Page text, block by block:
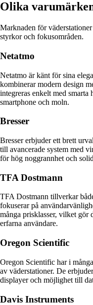
Olika
Marknaden för
styrkor och fokusområden.
Netatmo
Netatmo är känt för sina
kombinerar modern design
integreras enkelt med
smartphone och moln.
Bresser
Bresser erbjuder ett brett
till avancerade system med
för hög noggrannhet och
TFA Dostmann
TFA Dostmann tillverkar
fokuserar på
många prisklasser, vilket gör
erfarna användare.
Oregon Scientific
Oregon Scientific har i
av väderstationer. De
displayer och möjlighet till
Davis Instruments